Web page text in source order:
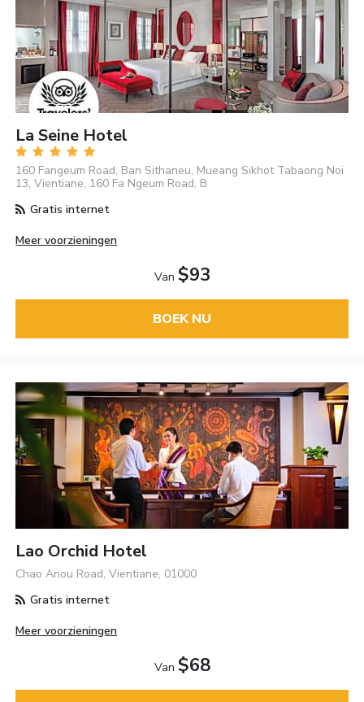
La Seine Hotel
160 Fangeum Road, Ban Sithaneu, Mueang Sikhot Tabaong Noi
13, Vientiane, 160 Fa Ngeum Road, B
Gratis internet
Meer voorzieningen
Van $93
BOEK NU
Lao Orchid Hotel
Chao Anou Road, Vientiane, 01000
Gratis internet
Meer voorzieningen
Van $68